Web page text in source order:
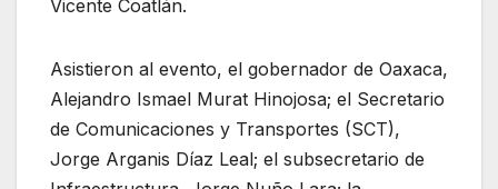
Vicente Coatlán.
Asistieron al evento, el gobernador de Oaxaca,
Alejandro Ismael Murat Hinojosa; el Secretario
de Comunicaciones y Transportes (SCT),
Jorge Arganis Díaz Leal; el subsecretario de